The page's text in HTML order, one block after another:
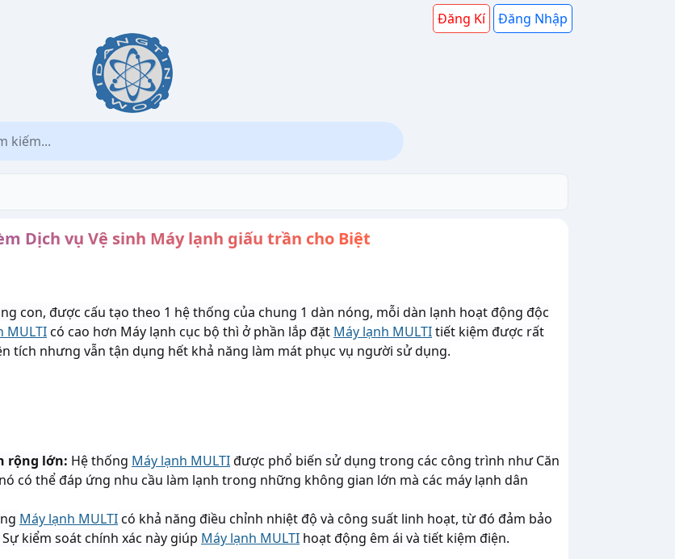
Đăng Kí Đăng Nhập
Dịch vụ Vệ sinh Máy lạnh giấu trần cho Biệt
con, được cấu tạo theo 1 hệ thống của chung 1 dàn nóng, mỗi dàn lạnh hoạt động độc
MULTIcó cao hơn Máy lạnh cục bộ thì ở phần lắp đặt Máy lạnh MULTItiết kiệm được rất
tích nhưng vẫn tận dụng hết khả năng làm mát phục vụ người sử dụng.
rộng lớn: Hệ thống Máy lạnh MULTIđược phổ biến sử dụng trong các công trình như Căn
có thể đáp ứng nhu cầu làm lạnh trong những không gian lớn mà các máy lạnh dân
Máy lạnh MULTIcó khả năng điều chỉnh nhiệt độ và công suất linh hoạt, từ đó đảm bảo
kiểm soát chính xác này giúp Máy lạnh MULTI hoạt động êm ái và tiết kiệm điện.